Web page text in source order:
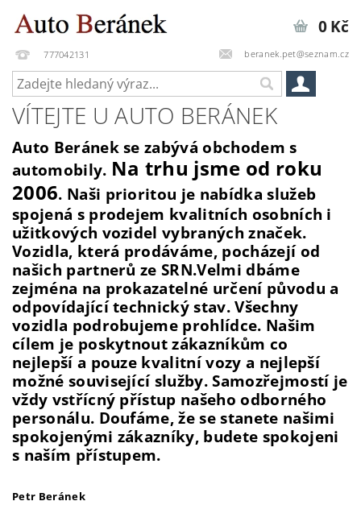
777042131 beranek.pet@seznam.cz
0 Kč
VÍTEJTE U AUTO BERÁNEK
Auto Beránek se zabývá obchodem s
automobily. Na trhu jsme od roku
2006. Naši prioritou je nabídka služeb
spojená s prodejem kvalitních osobních i
užitkových vozidel vybraných značek.
Vozidla, která prodáváme, pocházejí od
našich partnerů ze SRN.Velmi dbáme
zejména na prokazatelné určení původu a
odpovídající technický stav. Všechny
vozidla podrobujeme prohlídce. Našim
cílem je poskytnout zákazníkům co
nejlepší a pouze kvalitní vozy a nejlepší
možné související služby. Samozřejmostí je
vždy vstřícný přístup našeho odborného
personálu. Doufáme, že se stanete našimi
spokojenými zákazníky, budete spokojeni
s naším přístupem.
Petr Beránek